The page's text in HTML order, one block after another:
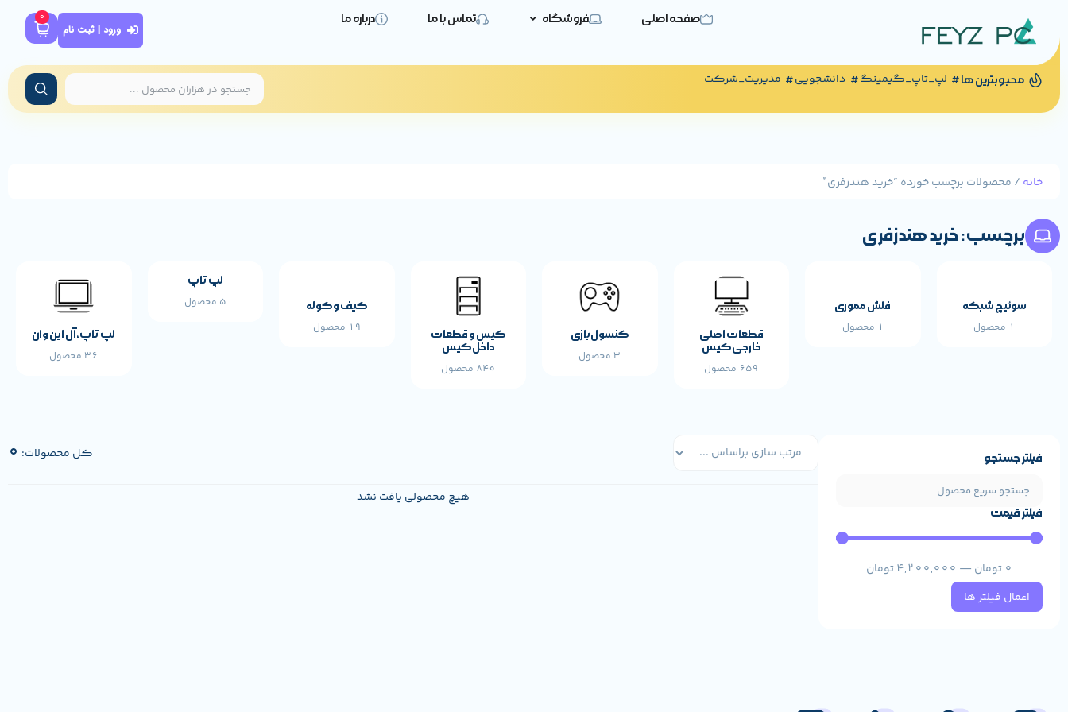
صفحه اصلی فروشگاه تماس با ما درباره ما
ورود | ثبت نام
0
محبوبترین ها لپ_تاپ_گیمینگ دانشجویی مدیریت_شرکت
خانه / محصولات برچسب خورده “خرید هندزفری”
برچسب: خرید هندزفری
سوئیچ شبکه
1 محصول
فلش مموری
1 محصول
قطعات اصلی
خارجی کیس
659 محصول
کنسول بازی
3 محصول
کیس و قطعات
داخل کیس
840 محصول
کیف و کوله
19 محصول
لپ تاپ
5 محصول
لپ تاپ،آل این وان
36 محصول
فیلتر جستجو
فیلتر قیمت
0 تومان —
4,200,000تومان
اعمال فیلتر ها
کل محصولات: 0
هیچ محصولی یافت نشد